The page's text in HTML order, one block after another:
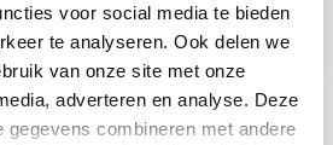
voor social media te bieden
te analyseren. Ook delen we
van onze site met onze
adverteren en analyse. Deze
gegevens combineren met andere